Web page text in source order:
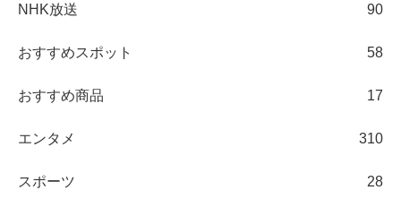
NHK放送 90
おすすめスポット 58
おすすめ商品 17
エンタメ 310
スポーツ 28